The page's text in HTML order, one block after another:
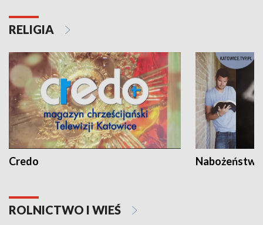
RELIGIA
Credo
ROLNICTWO I WIEŚ